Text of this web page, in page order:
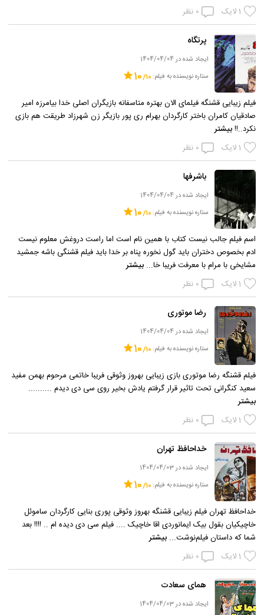
1لایک 0 نظر
پرتگاه
ایجاد شده در 1404/04/04
ستاره نویسنده به فیلم:
10
فیلم زیبایی قشنگه فیلمای الان بهتره متاسفانه بازیگران اصلی خدا بیامرزه امیر
صادقیان کامران باختر کارگردان بهرام ری پور بازیگر زن شهرزاد طریقت هم بازی
نکرد..!!بیشتر
1لایک 0 نظر
باشرفها
ایجاد شده در 1404/04/04
ستاره نویسنده به فیلم:
10
اسم فیلم جالب نیست کتاب با همین نام است اما راست دروغش معلوم نیست
ادم بخصوص دختران باید گول نخوره پناه بر خدا باید فیلم قشنگی باشه جمشید
مشایخی با مرام با معرفت فریبا خا...بیشتر
1لایک 0 نظر
رضا موتوری
ایجاد شده در 1404/04/04
ستاره نویسنده به فیلم:
10
فیلم قشنگه رضا موتوری بازی زیبایی بهروز وثوقی فریبا خاتمی مرحوم بهمن مفید
سعید کنگرانی تحت تاثیر قرار گرفتم یادش بخیر روی سی دی دیدم ..........
بیشتر
1لایک 0 نظر
خداحافظ تهران
ایجاد شده در 1404/04/03
ستاره نویسنده به فیلم:
10
خداحافظ تهران فیلم زیبایی قشنگه بهروز وثوقی پوری بنایی کارگردان ساموئل
خاچیکیان بقول بیک ایمانوردی اقا خاچیک .... فیلم سی دی دیده ام .. !!!! بعد
شما که داستان فیلم‌نوشت...بیشتر
1لایک 0 نظر
همای سعادت
ایجاد شده در 1404/04/03